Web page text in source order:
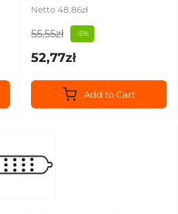
Netto 48,86zł
55,55zł -5%
52,77zł
Add to Cart